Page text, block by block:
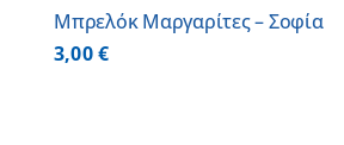
Μπρελόκ Μαργαρίτες – Σοφία
3,00€